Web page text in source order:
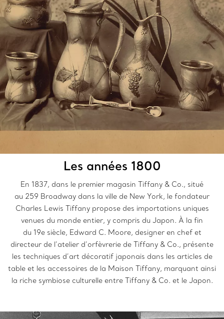
Les années 1800
En 1837, dans le premier magasin Tiffany & Co., situé
au 259 Broadway dans la ville de New York, le fondateur
Charles Lewis Tiffany propose des importations uniques
venues du monde entier, y compris du Japon. À la fin
du 19e siècle, Edward C. Moore, designer en chef et
directeur de l’atelier d’orfèvrerie de Tiffany & Co., présente
les techniques d’art décoratif japonais dans les articles de
table et les accessoires de la Maison Tiffany, marquant ainsi
la riche symbiose culturelle entre Tiffany & Co. et le Japon.